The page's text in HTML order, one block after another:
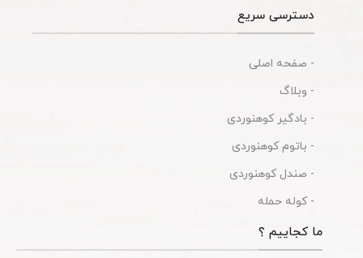
دسترسی سریع
- صفحه اصلی
- وبلاگ
- بادگیر کوهنوردی
- باتوم کوهنوردی
- صندل کوهنوردی
- کوله حمله
ما کجاییم ؟